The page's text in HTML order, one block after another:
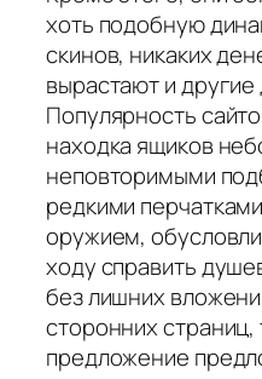
хоть подобную
скинов, никаких
вырастают и
Популярность
находка ящиков
неповторимыми
редкими
оружием,
ходу справить
без лишних
сторонних
предложение